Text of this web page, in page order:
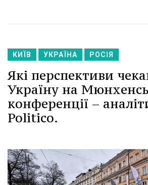
КИЇВ УКРАЇНА РОСІЯ
Які перспективи
Україну на
конференції –
Politico.